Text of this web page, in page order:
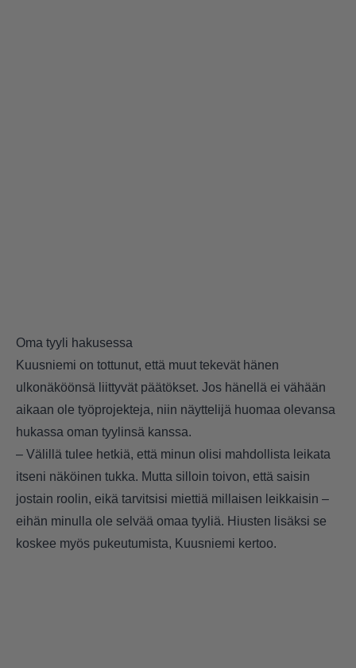
Oma tyyli hakusessa
Kuusniemi on tottunut, että muut tekevät hänen
ulkonäköönsä liittyvät päätökset. Jos hänellä ei vähään
aikaan ole työprojekteja, niin näyttelijä huomaa olevansa
hukassa oman tyylinsä kanssa.
– Välillä tulee hetkiä, että minun olisi mahdollista leikata
itseni näköinen tukka. Mutta silloin toivon, että saisin
jostain roolin, eikä tarvitsisi miettiä millaisen leikkaisin –
eihän minulla ole selvää omaa tyyliä. Hiusten lisäksi se
koskee myös pukeutumista, Kuusniemi kertoo.